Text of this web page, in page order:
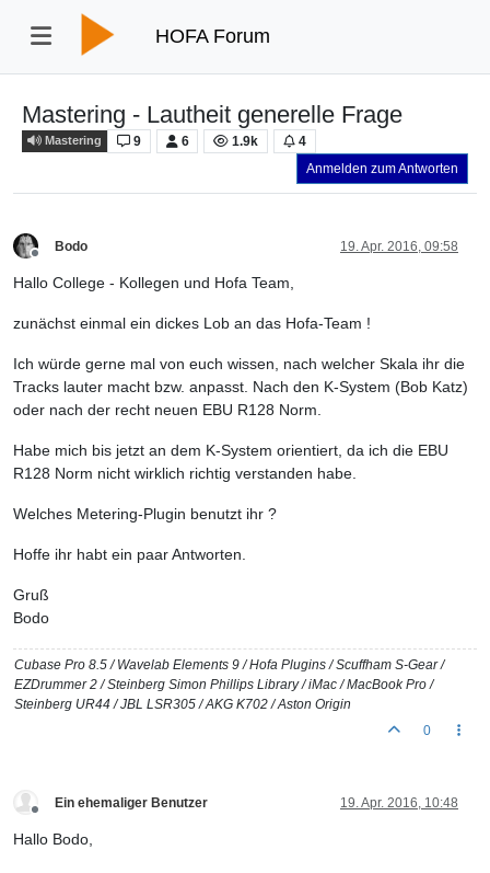
HOFA Forum
Mastering - Lautheit generelle Frage
Mastering 9 6 1.9k
4
Anmelden zum Antworten
Bodo 19. Apr. 2016, 09:58
Hallo College - Kollegen und Hofa Team,
zunächst einmal ein dickes Lob an das Hofa-Team !
Ich würde gerne mal von euch wissen, nach welcher Skala ihr die
Tracks lauter macht bzw. anpasst. Nach den K-System (Bob Katz)
oder nach der recht neuen EBU R128 Norm.
Habe mich bis jetzt an dem K-System orientiert, da ich die EBU
R128 Norm nicht wirklich richtig verstanden habe.
Welches Metering-Plugin benutzt ihr ?
Hoffe ihr habt ein paar Antworten.
Gruß
Bodo
Cubase Pro 8.5 / Wavelab Elements 9 / Hofa Plugins / Scuffham S-Gear /
EZDrummer 2 / Steinberg Simon Phillips Library / iMac / MacBook Pro /
Steinberg UR44 / JBL LSR305 / AKG K702 / Aston Origin
0
Ein ehemaliger Benutzer 19. Apr. 2016, 10:48
Hallo Bodo,